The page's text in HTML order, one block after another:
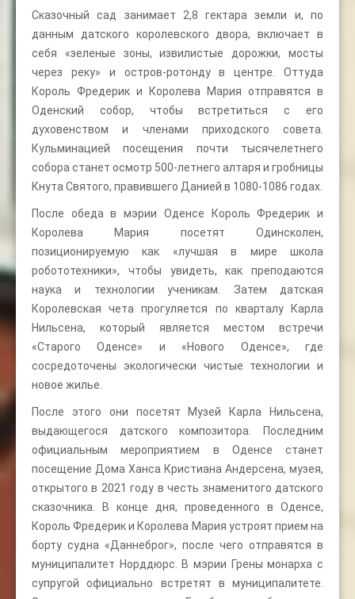
Сказочный сад занимает 2,8 гектара земли и, по
данным датского королевского двора, включает в
себя «зеленые зоны, извилистые дорожки, мосты
через реку» и остров-ротонду в центре. Оттуда
Король Фредерик и Королева Мария отправятся в
Оденский собор, чтобы встретиться с его
духовенством и членами приходского совета.
Кульминацией посещения почти тысячелетнего
собора станет осмотр 500-летнего алтаря и гробницы
Кнута Святого, правившего Данией в 1080-1086 годах.
После обеда в мэрии Оденсе Король Фредерик и
Королева Мария посетят Одинсколен,
позиционируемую как «лучшая в мире школа
робототехники», чтобы увидеть, как преподаются
наука и технологии ученикам. Затем датская
Королевская чета прогуляется по кварталу Карла
Нильсена, который является местом встречи
«Старого Оденсе» и «Нового Оденсе», где
сосредоточены экологически чистые технологии и
новое жилье.
После этого они посетят Музей Карла Нильсена,
выдающегося датского композитора. Последним
официальным мероприятием в Оденсе станет
посещение Дома Ханса Кристиана Андерсена, музея,
открытого в 2021 году в честь знаменитого датского
сказочника. В конце дня, проведенного в Оденсе,
Король Фредерик и Королева Мария устроят прием на
борту судна «Даннеброг», после чего отправятся в
муниципалитет Норддюрс. В мэрии Грены монарха с
супругой официально встретят в муниципалитете.